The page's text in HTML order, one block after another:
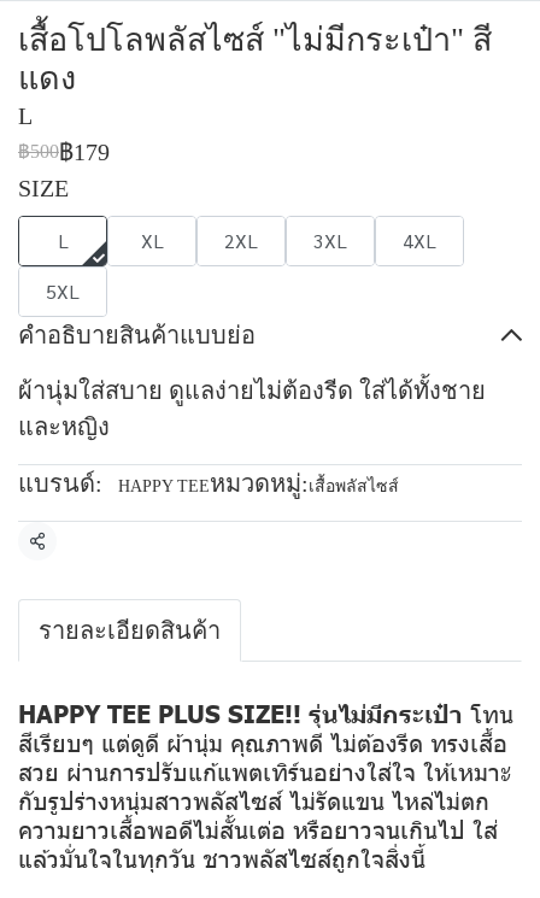
เสื้อโปโลพลัสไซส์ "ไม่มีกระเป๋า" สี
แดง
L
฿500฿179
SIZE
L XL 2XL 3XL
4XL
5XL
คำอธิบายสินค้าแบบย่อ
ผ้านุ่มใส่สบาย ดูแลง่ายไม่ต้องรีด ใส่ได้ทั้งชาย
และหญิง
แบรนด์: HAPPY TEEหมวดหมู่: เสื้อพลัสไซส์
แชร์
รายละเอียดสินค้า
HAPPY TEE PLUS SIZE!! รุ่นไม่มีกระเป๋า โทน
สีเรียบๆ แต่ดูดี ผ้านุ่ม คุณภาพดี ไม่ต้องรีด ทรงเสื้อ
สวย ผ่านการปรับแก้แพตเทิร์นอย่างใส่ใจ ให้เหมาะ
กับรูปร่างหนุ่มสาวพลัสไซส์ ไม่รัดแขน ไหล่ไม่ตก
ความยาวเสื้อพอดีไม่สั้นเต่อ หรือยาวจนเกินไป ใส่
แล้วมั่นใจในทุกวัน ชาวพลัสไซส์ถูกใจสิ่งนี้